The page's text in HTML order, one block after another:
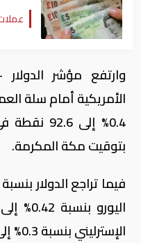
وارتفع مؤشر
الأمريكية أمام سلة
بتوقيت مكة المكرمة.
الإسترليني بنسبة 0.3% إلى 1.35 دولار.